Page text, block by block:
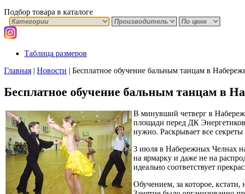
Подбор товара в каталоге
Таблица размеров
Главная | Новости | Бесплатное обучение бальным танцам в
Бесплатное обучение бальным танцам в
В минувший четверг в
площади перед ДК
нужно. Раскрывает все
3 июля в Набережных Челнах
на ярмарку и даже не на
идеально соответствует
Обучением, за которое,